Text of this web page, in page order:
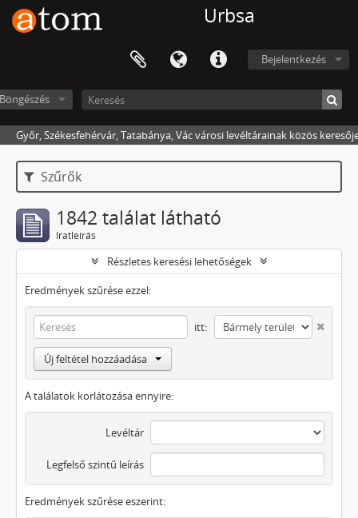
Urbsa
Bejelentkezés
Győr, Székesfehérvár, Tatabánya, Vác városi levéltárainak közös
Szűrők
1842 találat látható
Iratleírás
Részletes keresési lehetőségek
Eredmények szűrése ezzel:
itt:
Új feltétel hozzáadása
A találatok korlátozása ennyire:
Levéltár
Legfelső szintű leírás
Eredmények szűrése eszerint: